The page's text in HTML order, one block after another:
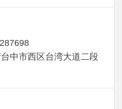
中市西区台湾大道二段